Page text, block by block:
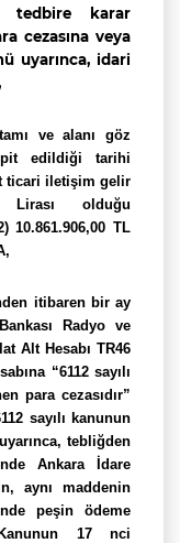
tedbire karar
cezasına veya
uyarınca, idari
ve alanı göz
edildiği tarihi
ticari iletişim gelir
Lirası olduğu
10.861.906,00 TL
itibaren bir ay
Radyo ve
Alt Hesabı TR46
“6112 sayılı
para cezasıdır”
sayılı kanunun
tebliğden
Ankara İdare
aynı maddenin
peşin ödeme
17 nci